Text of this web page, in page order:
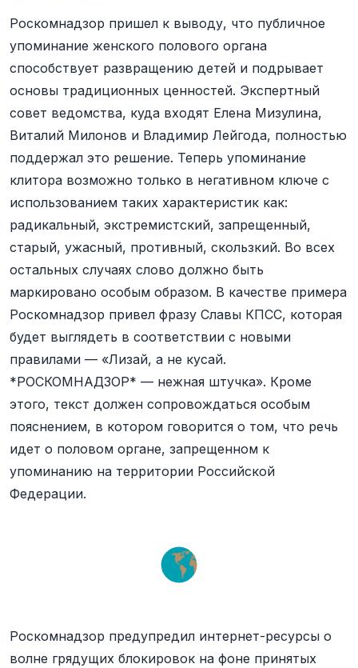
Роскомнадзор пришел к выводу, что публичное
упоминание женского полового органа
способствует развращению детей и подрывает
основы традиционных ценностей. Экспертный
совет ведомства, куда входят Елена Мизулина,
Виталий Милонов и Владимир Лейгода, полностью
поддержал это решение. Теперь упоминание
клитора возможно только в негативном ключе с
использованием таких характеристик как:
радикальный, экстремистский, запрещенный,
старый, ужасный, противный, скользкий. Во всех
остальных случаях слово должно быть
маркировано особым образом. В качестве примера
Роскомнадзор привел фразу Славы КПСС, которая
будет выглядеть в соответствии с новыми
правилами — «Лизай, а не кусай.
*РОСКОМНАДЗОР* — нежная штучка». Кроме
этого, текст должен сопровождаться особым
пояснением, в котором говорится о том, что речь
идет о половом органе, запрещенном к
упоминанию на территории Российской
Федерации.
Роскомнадзор предупредил интернет-ресурсы о
волне грядущих блокировок на фоне принятых